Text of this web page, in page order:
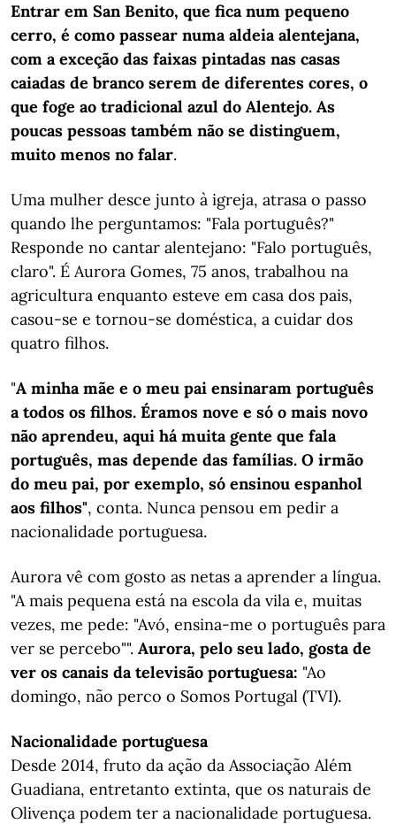
Entrar em San Benito, que fica num pequeno
cerro, é como passear numa aldeia alentejana,
com a exceção das faixas pintadas nas casas
caiadas de branco serem de diferentes cores, o
que foge ao tradicional azul do Alentejo. As
poucas pessoas também não se distinguem,
muito menos no falar.
Uma mulher desce junto à igreja, atrasa o passo
quando lhe perguntamos: "Fala português?"
Responde no cantar alentejano: "Falo português,
claro". É Aurora Gomes, 75 anos, trabalhou na
agricultura enquanto esteve em casa dos pais,
casou-se e tornou-se doméstica, a cuidar dos
quatro filhos.
"A minha mãe e o meu pai ensinaram português
a todos os filhos. Éramos nove e só o mais novo
não aprendeu, aqui há muita gente que fala
português, mas depende das famílias. O irmão
do meu pai, por exemplo, só ensinou espanhol
aos filhos", conta. Nunca pensou em pedir a
nacionalidade portuguesa.
Aurora vê com gosto as netas a aprender a língua.
"A mais pequena está na escola da vila e, muitas
vezes, me pede: "Avó, ensina-me o português para
ver se percebo"". Aurora, pelo seu lado, gosta de
ver os canais da televisão portuguesa: "Ao
domingo, não perco o Somos Portugal (TVI).
Nacionalidade portuguesa
Desde 2014, fruto da ação da Associação Além
Guadiana, entretanto extinta, que os naturais de
Olivença podem ter a nacionalidade portuguesa.